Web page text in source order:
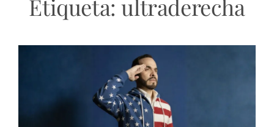
Etiqueta:ultraderecha